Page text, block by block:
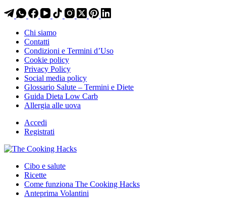
Chi siamo
Contatti
Condizioni e Termini d’Uso
Cookie policy
Privacy Policy
Social media policy
Glossario Salute – Termini e Diete
Guida Dieta Low Carb
Allergia alle uova
Accedi
Registrati
Cibo e salute
Ricette
Come funziona The Cooking Hacks
Anteprima Volantini